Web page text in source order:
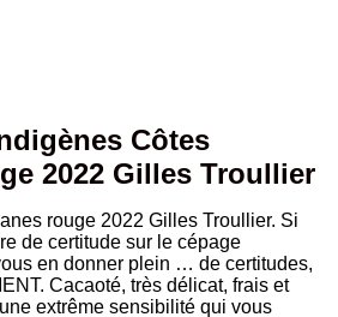
Côtes
2022 Gilles Troullier
rouge 2022 Gilles Troullier. Si
de certitude sur le cépage
en donner plein … de certitudes,
Cacaoté, très délicat, frais et
extrême sensibilité qui vous